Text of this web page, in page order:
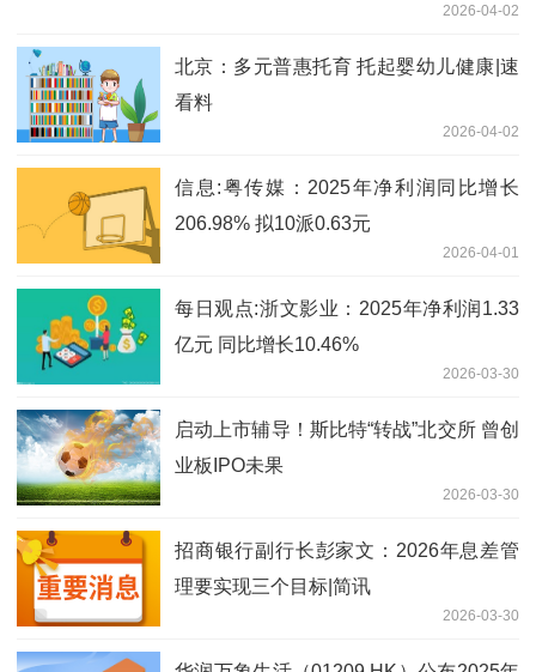
2026-04-02
北京：多元普惠托育 托起婴幼儿健康|速
看料
2026-04-02
信息:粤传媒：2025年净利润同比增长
206.98% 拟10派0.63元
2026-04-01
每日观点:浙文影业：2025年净利润1.33
亿元 同比增长10.46%
2026-03-30
启动上市辅导！斯比特“转战”北交所 曾创
业板IPO未果
2026-03-30
招商银行副行长彭家文：2026年息差管
理要实现三个目标|简讯
2026-03-30